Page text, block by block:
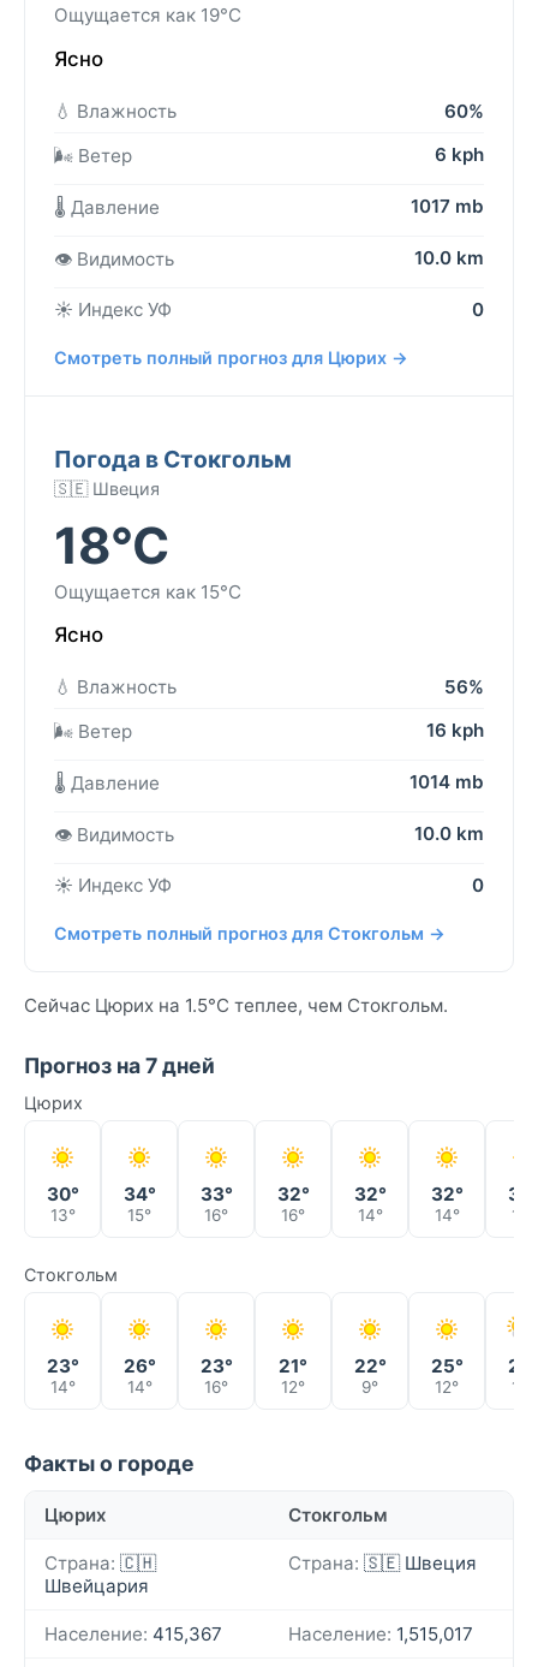
Ощущается как 19°C
Ясно
💧 Влажность
60%
🌬️ Ветер
6 kph
🌡️ Давление 1017 mb
👁️ Видимость 10.0 km
☀️ Индекс УФ 0
Смотреть полный прогноз для Цюрих →
Погода в Стокгольм
🇸🇪 Швеция
18°C
Ощущается как 15°C
Ясно
💧 Влажность
56%
🌬️ Ветер
16 kph
🌡️ Давление 1014 mb
👁️ Видимость 10.0 km
☀️ Индекс УФ 0
Смотреть полный прогноз для Стокгольм →
Сейчас Цюрих на 1.5°C теплее, чем Стокгольм.
Прогноз на 7 дней
Цюрих
30°
13°
34°
15°
33°
16°
32°
16°
32°
14°
32°
14° 15°
Стокгольм
23°
14°
26°
14°
23°
16°
21°
12°
22°
9°
25°
12° 16°
Факты о городе
Цюрих Стокгольм
Страна: 🇨🇭
Швейцария
Страна: 🇸🇪 Швеция
Население: 415,367 Население: 1,515,017